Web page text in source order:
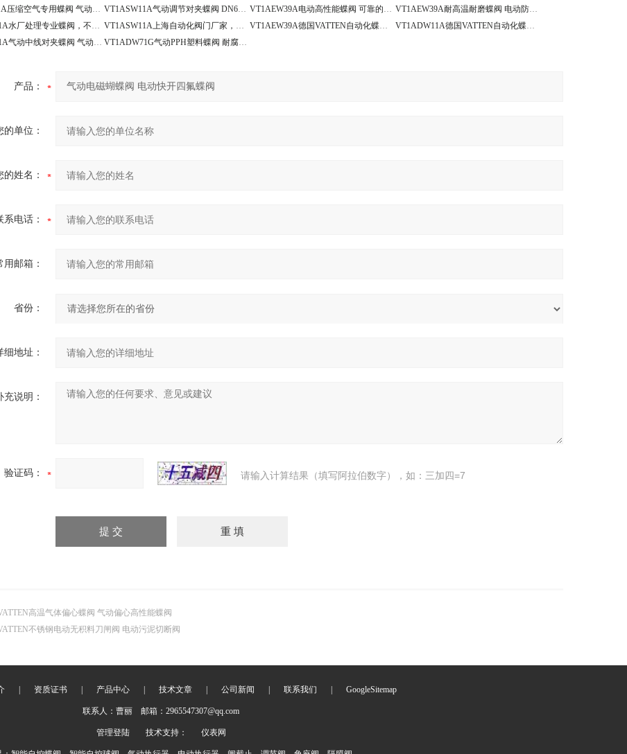
VT1ASW11A压缩空气专用蝶阀 气动控制蝶阀 带手动操作 VT1ASW11A气动调节对夹蝶阀 DN600 控制流量蝶阀 VT1AEW39A电动高性能蝶阀 可靠的售后服务 过气体蝶阀
VT1AEW39A耐高温耐磨蝶阀 电动防爆蒸汽蝶阀
VT1ADW11A水厂处理专业蝶阀，不锈钢衬胶对夹蝶阀
VT1ASW11A上海自动化阀门厂家，气动对夹蝶阀 VT1AEW39A德国VATTEN自动化蝶阀系列 电动高性能蝶阀
VT1ADW11A德国VATTEN自动化蝶阀系列 气动LT支耳蝶阀
VT1ADW11A气动中线对夹蝶阀 气动电磁排气蝶阀
VT1ADW71G气动PPH塑料蝶阀 耐腐蚀双作用气动蝶阀
产品：
的单位：
的姓名：
系电话：
用邮箱：
省份：
细地址：
充说明：
验证码： 请输入计算结果（填写阿拉伯数字），如：三加四=7
高温气体偏心蝶阀 气动偏心高性能蝶阀
不锈钢电动无积料刀闸阀 电动污泥切断阀
资质证书 产品中心 技术文章 公司新闻 联系我们 GoogleSitemap
联系人：曹丽 邮箱：2965547307@qq.com
管理登陆 技术支持： 仪表网